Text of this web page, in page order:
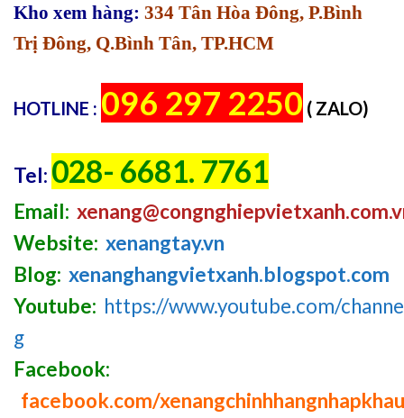
Kho xem hàng: 334 Tân Hòa Đông, P.Bình
Trị Đông, Q.Bình Tân, TP.HCM
HOTLINE : 096 297 2250 ( ZALO)
Tel: 028- 6681. 7761
Email:
Website: xenangtay.vn
Blog: xenanghangvietxanh.blogspot.com
Youtube: https://www.youtube.com/
g
Facebook:
facebook.com/xenangchinhhangnhapkhau